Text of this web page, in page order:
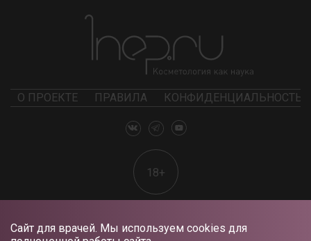
Сайт для врачей. Мы используем cookies для
О ПРОЕКТЕ ПРАВИЛА КОНФИДЕНЦИАЛЬНОСТЬ
18+